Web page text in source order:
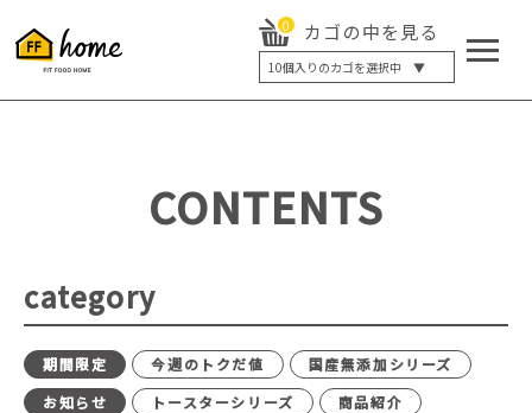
0 カゴの中を見る
10個入りのカゴを選択中 ▼
5個入り
20個入り
最大12%OFF
CONTENTS
category
期間限定 今週のトクだ値
国産無添加シリーズ
お知らせ
トースターシリーズ
商品紹介